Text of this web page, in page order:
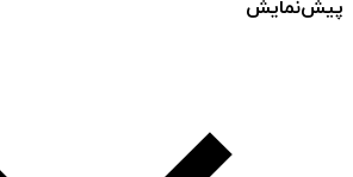
پیش‌نمایش